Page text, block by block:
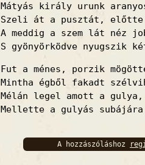
Mátyás király urunk
Szeli át a pusztát, előtte
A meddig a szem lát néz
S gyönyörködve nyugszik
Fut a ménes, porzik
Mintha égből fakadt
Mélán legel amott a
Mellette a gulyás
A hozzászóláshoz